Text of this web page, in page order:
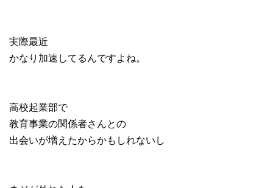
実際最近
かなり加速してるんですよね。
高校起業部で
教育事業の関係者さんとの
出会いが増えたからかもしれないし